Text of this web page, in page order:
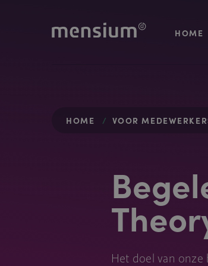
HOME
HOME VOOR
Het doel van onze